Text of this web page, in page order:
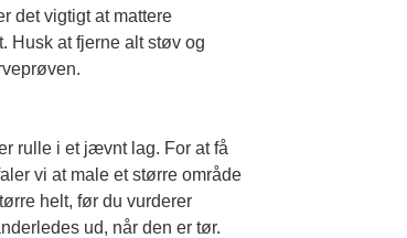
det vigtigt at mattere
Husk at fjerne alt støv og
rulle i et jævnt lag. For at få
vi at male et større område
helt, før du vurderer
ud, når den er tør.